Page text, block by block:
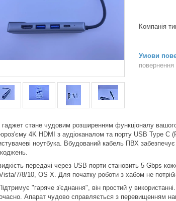
Компанія
повернення
гаджет стане чудовим розширенням функціоналу
4K HDMI з аудіоканалом та порту USB Type
ноутбука. Вбудований кабель ПВХ
передачі через USB порти становить 5 Gbps
7/8/10, OS X. Для початку роботи з хабом не
"гаряче з'єднання", він простий у
Апарат чудово справляється з перевищенням